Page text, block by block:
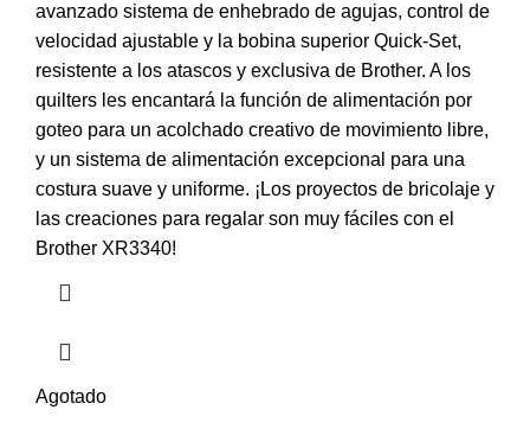
avanzado sistema de enhebrado de agujas, control de
velocidad ajustable y la bobina superior Quick-Set,
resistente a los atascos y exclusiva de Brother. A los
quilters les encantará la función de alimentación por
goteo para un acolchado creativo de movimiento libre,
y un sistema de alimentación excepcional para una
costura suave y uniforme. ¡Los proyectos de bricolaje y
las creaciones para regalar son muy fáciles con el
Brother XR3340!
Agotado